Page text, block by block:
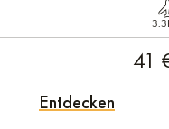
41
Entdecken